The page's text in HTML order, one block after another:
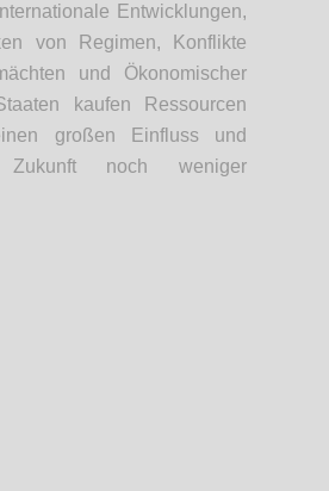
Entwicklungen,
von Regimen, Konflikte
und Ökonomischer
kaufen
Ressourcen
großen Einfluss und
noch weniger